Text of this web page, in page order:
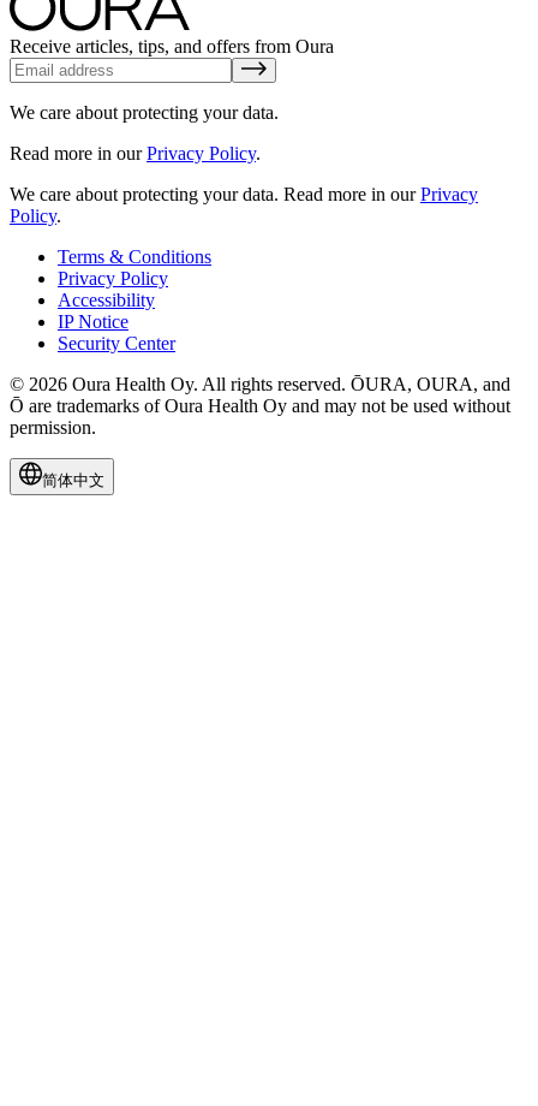
Receive articles, tips, and offers from Oura
We care about protecting your data.
Read more in ourPrivacy Policy.
We care about protecting your data. Read more in ourPrivacy
Policy.
Terms & Conditions
Privacy Policy
Accessibility
IP Notice
Security Center
© 2026 Oura Health Oy. All rights reserved. ŌURA, OURA, and
Ō are trademarks of Oura Health Oy and may not be used without
permission.
简体中文